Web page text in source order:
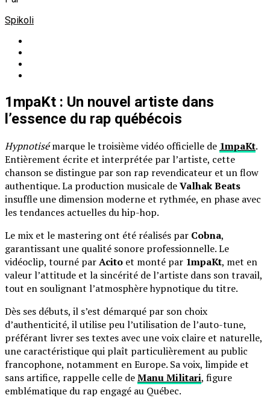
Spikoli
1mpaKt : Un nouvel artiste dans
l’essence du rap québécois
Hypnotisémarque le troisième vidéo officielle de 1mpaKt.
Entièrement écrite et interprétée par l’artiste, cette
chanson se distingue par son rap revendicateur et un flow
authentique. La production musicale deValhak Beats
insuffle une dimension moderne et rythmée, en phase avec
les tendances actuelles du hip-hop.
Le mix et le mastering ont été réalisés par Cobna,
garantissant une qualité sonore professionnelle. Le
vidéoclip, tourné parAcito et monté par 1mpaKt, met en
valeur l’attitude et la sincérité de l’artiste dans son travail,
tout en soulignant l’atmosphère hypnotique du titre.
Dès ses débuts, il s’est démarqué par son choix
d’authenticité, il utilise peu l’utilisation de l’auto-tune,
préférant livrer ses textes avec une voix claire et naturelle,
une caractéristique qui plaît particulièrement au public
francophone, notamment en Europe. Sa voix, limpide et
sans artifice, rappelle celle deManu Militari, figure
emblématique du rap engagé au Québec.